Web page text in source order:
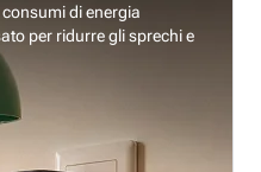
di energia
per ridurre gli sprechi e